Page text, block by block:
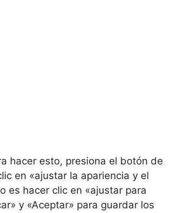
hacer esto, presiona el botón de
en «ajustar la apariencia y el
es hacer clic en «ajustar para
y «Aceptar» para guardar los